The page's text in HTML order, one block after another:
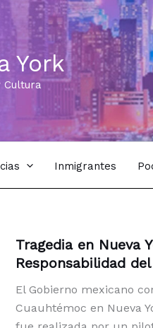
York
Cultura
Inmigrantes
Tragedia en Nueva
Responsabilidad
El Gobierno mexicano
Cuauhtémoc en Nueva